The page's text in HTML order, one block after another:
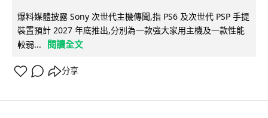
爆料媒體披露 Sony 次世代主機傳聞,指 PS6 及次世代 PSP 手提
裝置預計 2027 年底推出,分別為一款強大家用主機及一款性能
較弱...
閱讀全文
分享